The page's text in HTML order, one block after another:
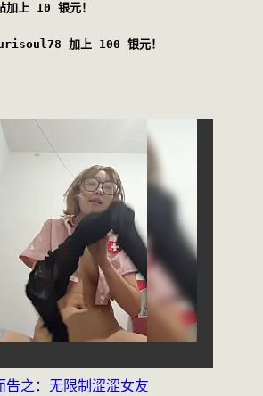
加上 10 银元！
加上 100 银元！
告之：无限制涩涩女友